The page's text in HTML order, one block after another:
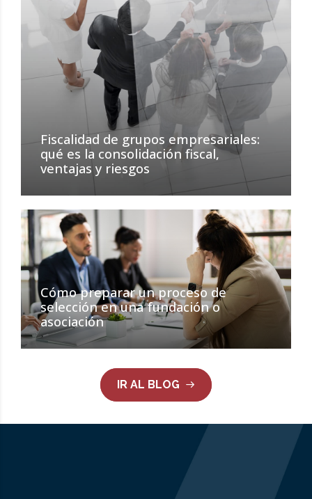
Fiscalidad de grupos empresariales:
qué es la consolidación fiscal,
ventajas y riesgos
Cómo preparar un proceso de
selección en una fundación o
asociación
IR AL BLOG